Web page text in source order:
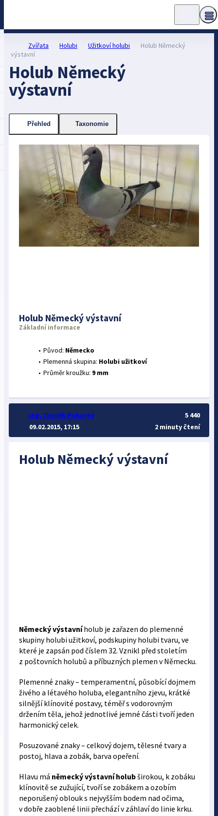
Zvířata Holubi Užitkoví holubi
Holub Německý
výstavní
Holub Německý
výstavní
Holub Německý výstavní
Německý výstavníholub je zařazen do plemenné
skupiny holubi užitkoví, podskupiny holubi tvaru, ve
které je zapsán pod číslem 32. Vznikl před stoletím
z poštovních holubů a příbuzných plemen v Německu.
Plemenné znaky – temperamentní, působící dojmem
živého a létavého holuba, elegantního zjevu, krátké
silnější klínovité postavy, téměř s vodorovným
držením těla, jehož jednotlivé jemné části tvoří jeden
harmonický celek.
Posuzované znaky – celkový dojem, tělesné tvary a
postoj, hlava a zobák, barva opeření.
Hlavu má německý výstavní holubširokou, k zobáku
klínovitě se zužující, tvoří se zobákem a ozobím
neporušený oblouk s nejvyšším bodem nad očima,
v dobře zaoblené linii přechází v záhlaví do linie krku.
Přehled Taxonomie
Holub Německý výstavní
Základní informace
Původ: Německo
Plemenná skupina: Holubi užitkoví
Průměr kroužku: 9 mm
Ing. Zbyněk Pokorný
09.02.2015, 17:15
5 440
2 minuty čtení